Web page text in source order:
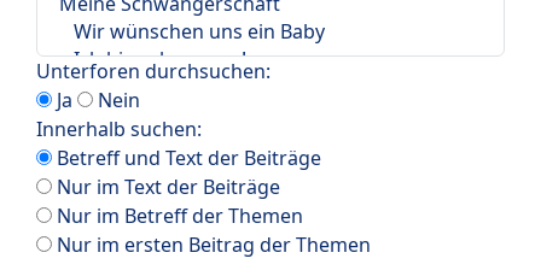
Unterforen durchsuchen:
Ja
Nein
Innerhalb suchen:
Betreff und Text der Beiträge
Nur im Text der Beiträge
Nur im Betreff der Themen
Nur im ersten Beitrag der Themen